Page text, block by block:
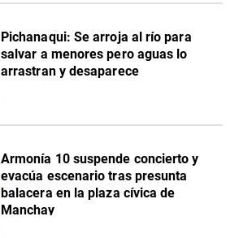
Pichanaqui: Se arroja al río para
salvar a menores pero aguas lo
arrastran y desaparece
Armonía 10 suspende concierto y
evacúa escenario tras presunta
balacera en la plaza cívica de
Manchay